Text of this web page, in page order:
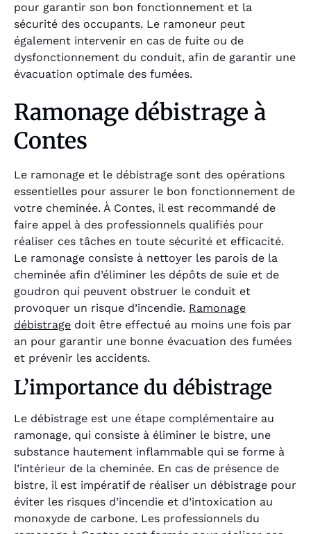
pour garantir son bon fonctionnement et la
sécurité des occupants. Le ramoneur peut
également intervenir en cas de fuite ou de
dysfonctionnement du conduit, afin de garantir une
évacuation optimale des fumées.
Ramonage débistrage à
Contes
Le ramonage et le débistrage sont des opérations
essentielles pour assurer le bon fonctionnement de
votre cheminée. À Contes, il est recommandé de
faire appel à des professionnels qualifiés pour
réaliser ces tâches en toute sécurité et efficacité.
Le ramonage consiste à nettoyer les parois de la
cheminée afin d’éliminer les dépôts de suie et de
goudron qui peuvent obstruer le conduit et
provoquer un risque d’incendie. Ramonage
débistrage doit être effectué au moins une fois par
an pour garantir une bonne évacuation des fumées
et prévenir les accidents.
L’importance du débistrage
Le débistrage est une étape complémentaire au
ramonage, qui consiste à éliminer le bistre, une
substance hautement inflammable qui se forme à
l’intérieur de la cheminée. En cas de présence de
bistre, il est impératif de réaliser un débistrage pour
éviter les risques d’incendie et d’intoxication au
monoxyde de carbone. Les professionnels du